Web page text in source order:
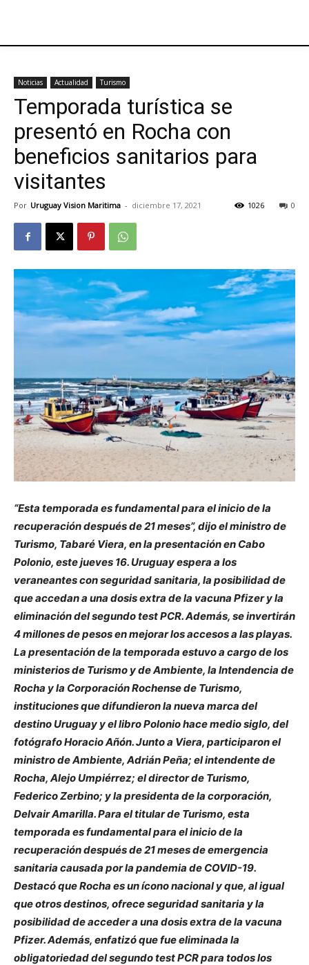
Noticias Actualidad Turismo
Temporada turística se
presentó en Rocha con
beneficios sanitarios para
visitantes
Por Uruguay Vision Maritima - diciembre 17, 2021 0
1026
“Esta temporada es fundamental para el inicio de la
recuperación después de 21 meses”, dijo el ministro de
Turismo, Tabaré Viera, en la presentación en Cabo
Polonio, este jueves 16. Uruguay espera a los
veraneantes con seguridad sanitaria, la posibilidad de
que accedan a una dosis extra de la vacuna Pfizer y la
eliminación del segundo test PCR. Además, se invertirán
4 millones de pesos en mejorar los accesos a las playas.
La presentación de la temporada estuvo a cargo de los
ministerios de Turismo y de Ambiente, la Intendencia de
Rocha y la Corporación Rochense de Turismo,
instituciones que difundieron la nueva marca del
destino Uruguay y el libro Polonio hace medio siglo, del
fotógrafo Horacio Añón. Junto a Viera, participaron el
ministro de Ambiente, Adrián Peña; el intendente de
Rocha, Alejo Umpiérrez; el director de Turismo,
Federico Zerbino; y la presidenta de la corporación,
Delvair Amarilla. Para el titular de Turismo, esta
temporada es fundamental para el inicio de la
recuperación después de 21 meses de emergencia
sanitaria causada por la pandemia de COVID-19.
Destacó que Rocha es un ícono nacional y que, al igual
que otros destinos, ofrece seguridad sanitaria y la
posibilidad de acceder a una dosis extra de la vacuna
Pfizer. Además, enfatizó que fue eliminada la
obligatoriedad del segundo test PCR para todos los